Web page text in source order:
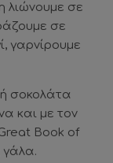
λιώνουμε σε
σε
γαρνίρουμε
σοκολάτα
και με τον
Book of
γάλα.